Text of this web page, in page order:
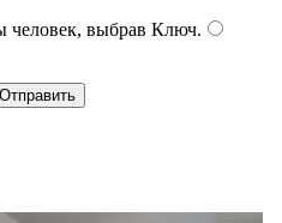
человек, выбрав Ключ.